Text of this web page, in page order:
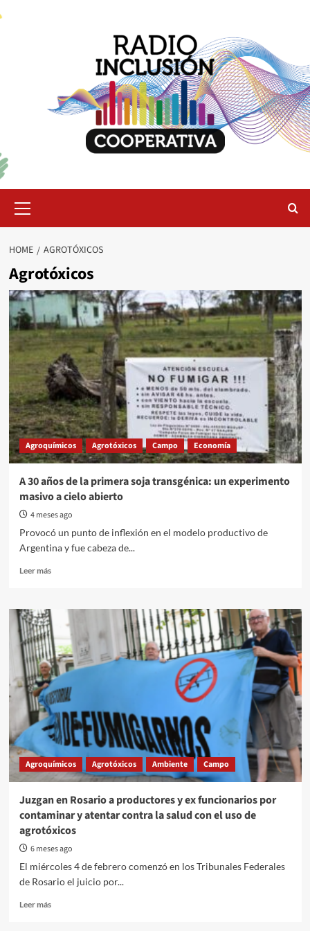
Menu
HOME AGROTÓXICOS
Agrotóxicos
Agroquímicos Agrotóxicos Campo Economía
A 30 años de la primera soja transgénica: un experimento
masivo a cielo abierto
4 meses ago
Provocó un punto de inflexión en el modelo productivo de
Argentina y fue cabeza de...
Leer másRead
A
30
años
de
la
primera
soja
transgénica:
un
experimento
masivo
cielo
abierto
Agroquímicos Agrotóxicos Ambiente Campo
Juzgan en Rosario a productores y ex funcionarios por
contaminar y atentar contra la salud con el uso de
agrotóxicos
6 meses ago
El miércoles 4 de febrero comenzó en los Tribunales Federales
de Rosario el juicio por...
Leer másRead